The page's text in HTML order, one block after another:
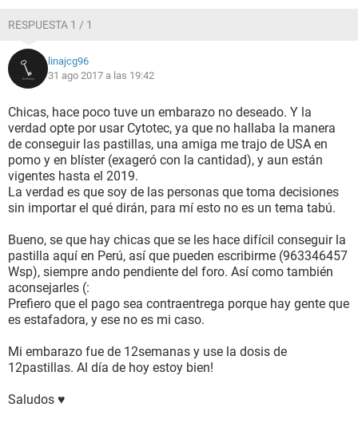
RESPUESTA 1 / 1
linajcg96
31 ago 2017 a las 19:42
Chicas, hace poco tuve un embarazo no deseado. Y la
verdad opte por usar Cytotec, ya que no hallaba la manera
de conseguir las pastillas, una amiga me trajo de USA en
pomo y en blíster (exageró con la cantidad), y aun están
vigentes hasta el 2019.
La verdad es que soy de las personas que toma decisiones
sin importar el qué dirán, para mí esto no es un tema tabú.
Bueno, se que hay chicas que se les hace difícil conseguir la
pastilla aquí en Perú, así que pueden escribirme (963346457
Wsp), siempre ando pendiente del foro. Así como también
aconsejarles (:
Prefiero que el pago sea contraentrega porque hay gente que
es estafadora, y ese no es mi caso.
Mi embarazo fue de 12semanas y use la dosis de
12pastillas. Al día de hoy estoy bien!
Saludos ♥